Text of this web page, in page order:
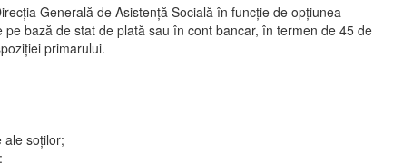
Generală de Asistență Socială în funcție de opțiunea
pe bază de stat de plată sau în cont bancar, în termen de 45 de
primarului.
ale soților;